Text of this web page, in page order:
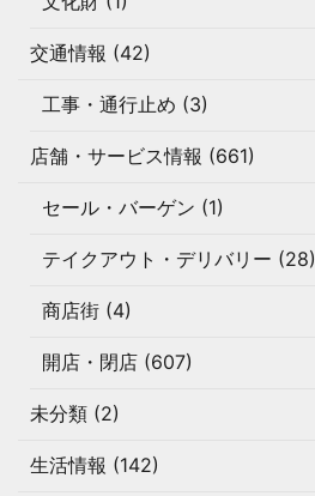
交通情報 (42)
工事・通行止め (3)
店舗・サービス情報 (661)
セール・バーゲン (1)
テイクアウト・デリバリー (28)
商店街 (4)
開店・閉店 (607)
未分類 (2)
生活情報 (142)